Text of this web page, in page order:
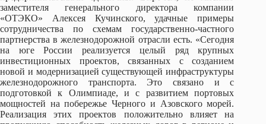
заместителя генерального директора компании
«ОТЭКО» Алексея Кучинского, удачные примеры
сотрудничества по схемам государственно-частного
партнерства в железнодорожной отрасли есть. «Сегодня
на юге России реализуется целый ряд крупных
инвестиционных проектов, связанных с созданием
новой и модернизацией существующей инфраструктуры
железнодорожного транспорта. Это связано и с
подготовкой к Олимпиаде, и с развитием портовых
мощностей на побережье Черного и Азовского морей.
Реализация этих проектов положительно влияет на